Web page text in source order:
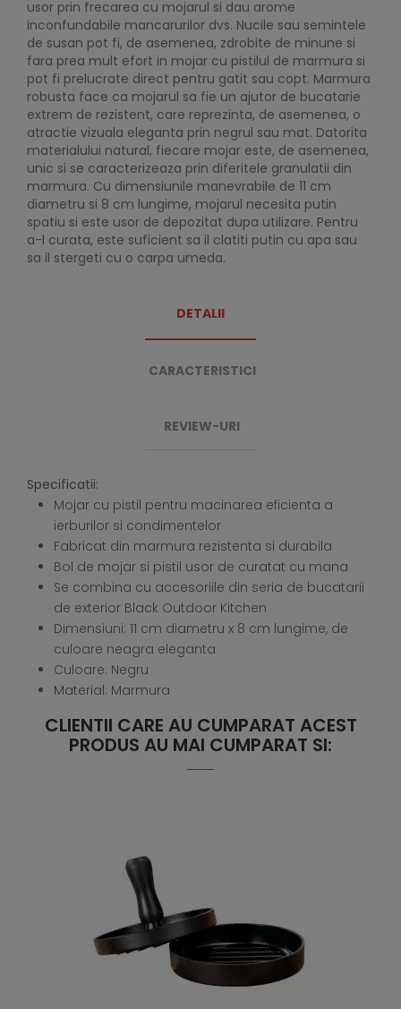
usor prin frecarea cu mojarul si dau arome
inconfundabile mancarurilor dvs. Nucile sau semintele
de susan pot fi, de asemenea, zdrobite de minune si
fara prea mult efort in mojar cu pistilul de marmura si
pot fi prelucrate direct pentru gatit sau copt. Marmura
robusta face ca mojarul sa fie un ajutor de bucatarie
extrem de rezistent, care reprezinta, de asemenea, o
atractie vizuala eleganta prin negrul sau mat. Datorita
materialului natural, fiecare mojar este, de asemenea,
unic si se caracterizeaza prin diferitele granulatii din
marmura. Cu dimensiunile manevrabile de 11 cm
diametru si 8 cm lungime, mojarul necesita putin
spatiu si este usor de depozitat dupa utilizare. Pentru
a-l curata, este suficient sa il clatiti putin cu apa sau
sa il stergeti cu o carpa umeda.
DETALII
CARACTERISTICI
REVIEW-URI
Specificatii:
Mojar cu pistil pentru macinarea eficienta a
ierburilor si condimentelor
Fabricat din marmura rezistenta si durabila
Bol de mojar si pistil usor de curatat cu mana
Se combina cu accesoriile din seria de bucatarii
de exterior Black Outdoor Kitchen
Dimensiuni: 11 cm diametru x 8 cm lungime, de
culoare neagra eleganta
Culoare: Negru
Material: Marmura
CLIENTII CARE AU CUMPARAT ACEST
PRODUS AU MAI CUMPARAT SI: